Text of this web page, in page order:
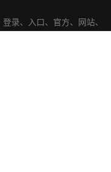
录、入口、官方、网站、